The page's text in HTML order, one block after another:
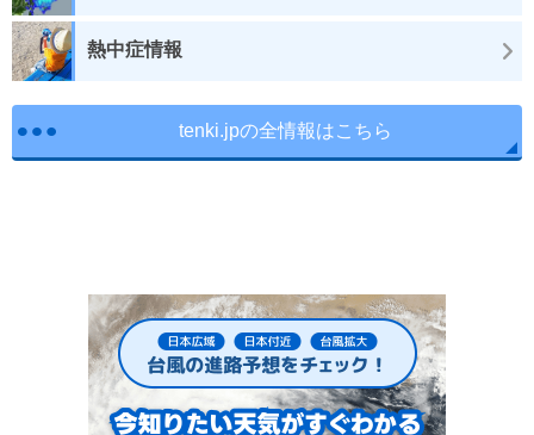
熱中症情報
tenki.jpの全情報はこちら